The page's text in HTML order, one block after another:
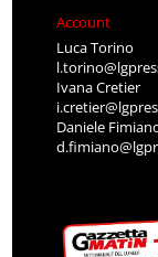
Account
Luca Torino
Ivana Cretier
Daniele